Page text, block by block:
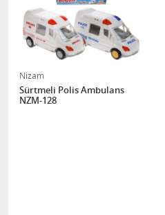
Nizam
Sürtmeli Polis Ambulans
NZM-128